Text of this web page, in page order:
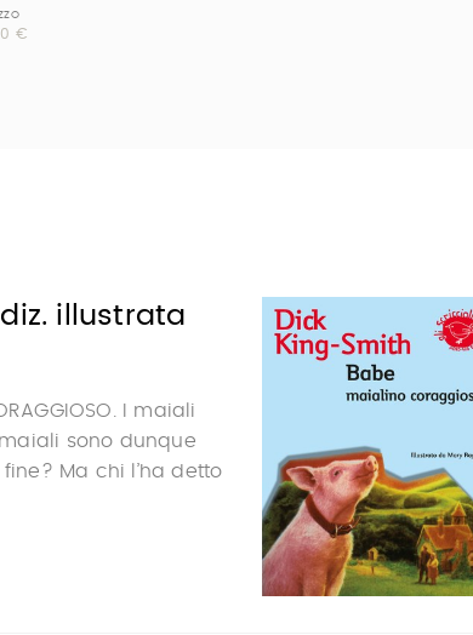
€
illustrata
I maiali
sono dunque
Ma chi l’ha detto